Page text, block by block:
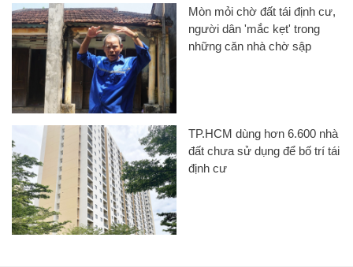
Mòn mỏi chờ đất tái định cư,
người dân 'mắc kẹt' trong
những căn nhà chờ sập
TP.HCM dùng hơn 6.600 nhà
đất chưa sử dụng để bố trí tái
định cư